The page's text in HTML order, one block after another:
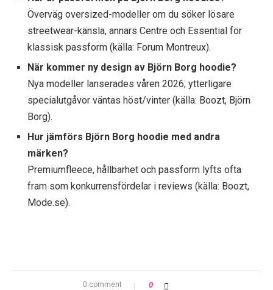
Överväg oversized-modeller om du söker lösare
streetwear-känsla, annars Centre och Essential för
klassisk passform (källa: Forum Montreux).
När kommer ny design av Björn Borg hoodie?
Nya modeller lanserades våren 2026; ytterligare
specialutgåvor väntas höst/vinter (källa: Boozt, Björn
Borg).
Hur jämförs Björn Borg hoodie med andra
märken?
Premiumfleece, hållbarhet och passform lyfts ofta
fram som konkurrensfördelar i reviews (källa: Boozt,
Mode.se).
0 comment 0